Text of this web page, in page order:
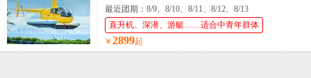
直升机体验、豪华游艇出海 )
最近团期：8/9、8/10、8/11、8/12、8/13
直升机、深潜、游艇……适合中青年群体
￥ 2899起